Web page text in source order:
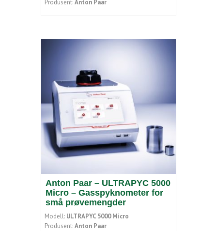
Produsent:Anton Paar
Anton Paar – ULTRAPYC 5000
Micro – Gasspyknometer for
små prøvemengder
Modell: ULTRAPYC 5000 Micro
Produsent:Anton Paar